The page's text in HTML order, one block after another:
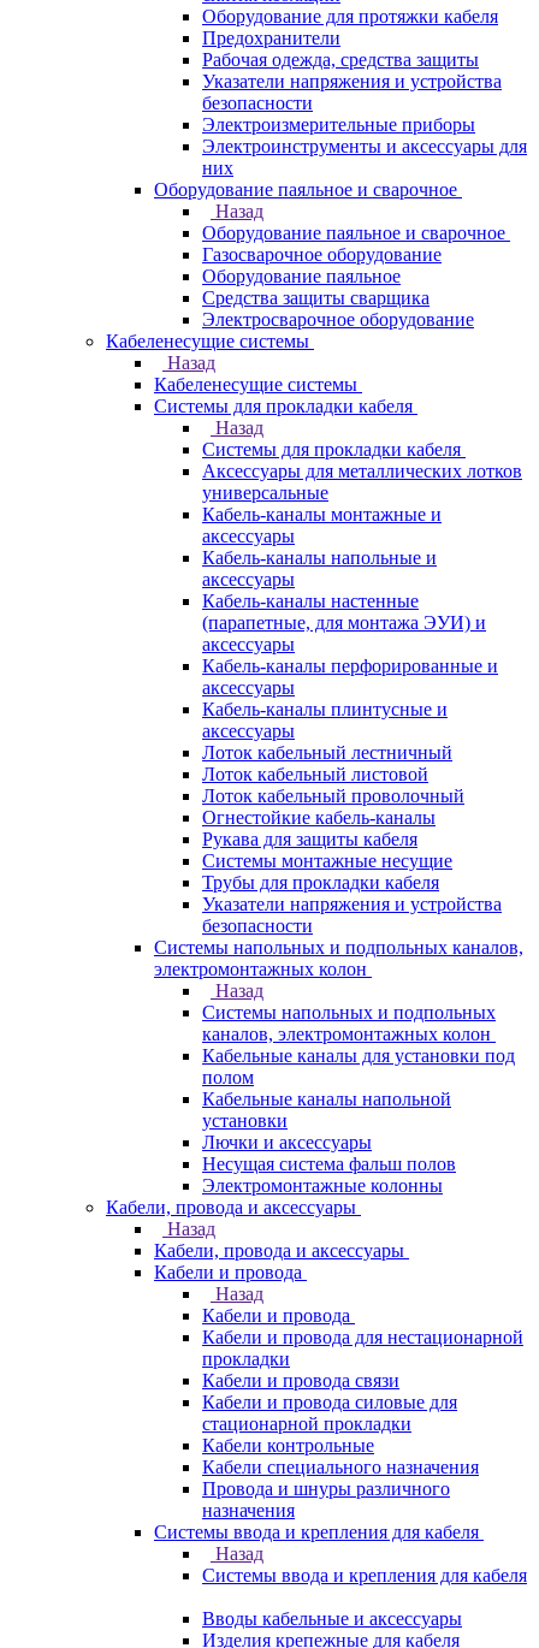
Оборудование для протяжки кабеля
Предохранители
Рабочая одежда, средства защиты
Указатели напряжения и устройства
безопасности
Электроизмерительные приборы
Электроинструменты и аксессуары для
них
Оборудование паяльное и сварочное
Назад
Оборудование паяльное и сварочное
Газосварочное оборудование
Оборудование паяльное
Средства защиты сварщика
Электросварочное оборудование
Кабеленесущие системы
Назад
Кабеленесущие системы
Системы для прокладки кабеля
Назад
Системы для прокладки кабеля
Аксессуары для металлических лотков
универсальные
Кабель-каналы монтажные и
аксессуары
Кабель-каналы напольные и
аксессуары
Кабель-каналы настенные
(парапетные, для монтажа ЭУИ) и
аксессуары
Кабель-каналы перфорированные и
аксессуары
Кабель-каналы плинтусные и
аксессуары
Лоток кабельный лестничный
Лоток кабельный листовой
Лоток кабельный проволочный
Огнестойкие кабель-каналы
Рукава для защиты кабеля
Системы монтажные несущие
Трубы для прокладки кабеля
Указатели напряжения и устройства
безопасности
Системы напольных и подпольных каналов,
электромонтажных колон
Назад
Системы напольных и подпольных
каналов, электромонтажных колон
Кабельные каналы для установки под
полом
Кабельные каналы напольной
установки
Лючки и аксессуары
Несущая система фальш полов
Электромонтажные колонны
Кабели, провода и аксессуары
Назад
Кабели, провода и аксессуары
Кабели и провода
Назад
Кабели и провода
Кабели и провода для нестационарной
прокладки
Кабели и провода связи
Кабели и провода силовые для
стационарной прокладки
Кабели контрольные
Кабели специального назначения
Провода и шнуры различного
назначения
Системы ввода и крепления для кабеля
Назад
Системы ввода и крепления для кабеля
Вводы кабельные и аксессуары
Изделия крепежные для кабеля